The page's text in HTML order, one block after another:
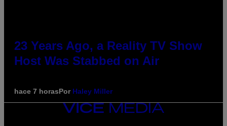
23 Years Ago, a Reality TV Show
Host Was Stabbed on Air
hace 7 horasPor Haley Miller
VICE
MEDIA